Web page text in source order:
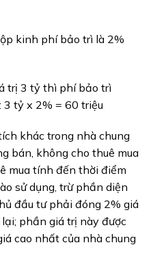
kinh phí bảo trì là 2%
trị 3 tỷ thì phí bảo trì
3 tỷ x 2% = 60 triệu
khác trong nhà chung
bán, không cho thuê mua
mua tính đến thời điểm
sử dụng, trừ phần diện
đầu tư phải đóng 2% giá
phần giá trị này được
cao nhất của nhà chung